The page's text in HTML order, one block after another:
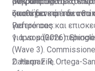
οποίο δεν πρέπει να
ζωστήρα και τον
υποθέτετε ότι δεν θα
γιατρό σας και
για να μάθετε
References:
1. Ipsos (2026).
(Wave 3).
Data on File.
2. Harpaz R, Ortega-